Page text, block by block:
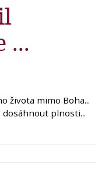
...
života mimo Boha...
plnosti...